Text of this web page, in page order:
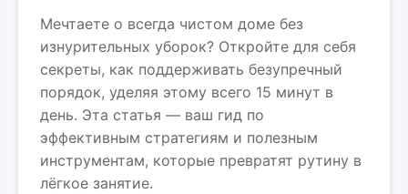
Мечтаете о всегда чистом доме без
изнурительных уборок? Откройте для себя
секреты, как поддерживать безупречный
порядок, уделяя этому всего 15 минут в
день. Эта статья — ваш гид по
эффективным стратегиям и полезным
инструментам, которые превратят рутину в
лёгкое занятие.